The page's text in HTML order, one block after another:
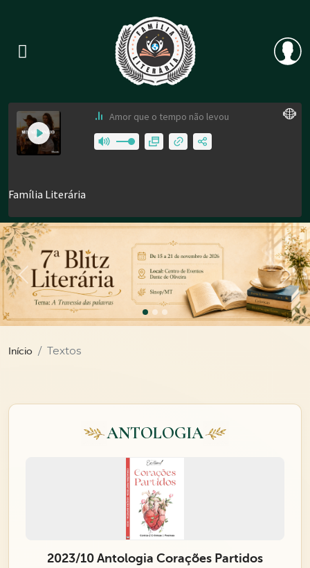
Previous
Início Textos
ANTOLOGIA
2023/10 Antologia Corações Partidos